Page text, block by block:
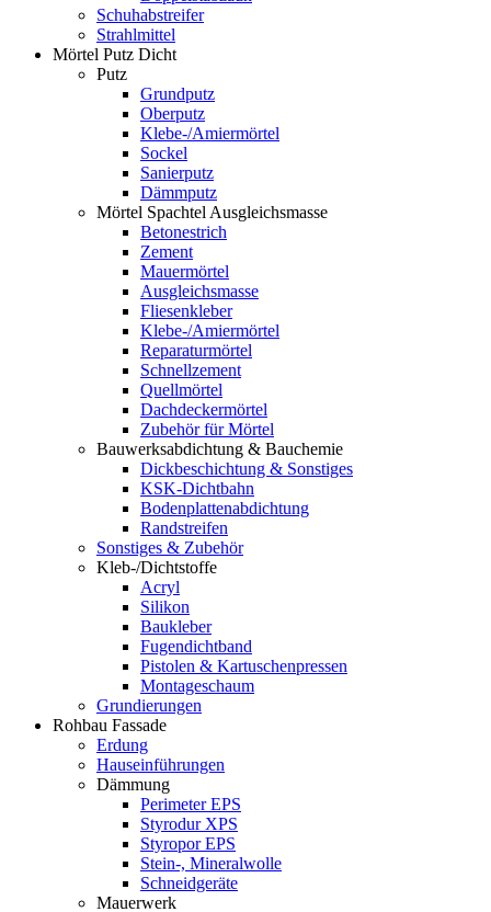
Schuhabstreifer
Strahlmittel
Mörtel Putz Dicht
Putz
Grundputz
Oberputz
Klebe-/Amiermörtel
Sockel
Sanierputz
Dämmputz
Mörtel Spachtel Ausgleichsmasse
Betonestrich
Zement
Mauermörtel
Ausgleichsmasse
Fliesenkleber
Klebe-/Amiermörtel
Reparaturmörtel
Schnellzement
Quellmörtel
Dachdeckermörtel
Zubehör für Mörtel
Bauwerksabdichtung & Bauchemie
Dickbeschichtung & Sonstiges
KSK-Dichtbahn
Bodenplattenabdichtung
Randstreifen
Sonstiges & Zubehör
Kleb-/Dichtstoffe
Acryl
Silikon
Baukleber
Fugendichtband
Pistolen & Kartuschenpressen
Montageschaum
Grundierungen
Rohbau Fassade
Erdung
Hauseinführungen
Dämmung
Perimeter EPS
Styrodur XPS
Styropor EPS
Stein-, Mineralwolle
Schneidgeräte
Mauerwerk